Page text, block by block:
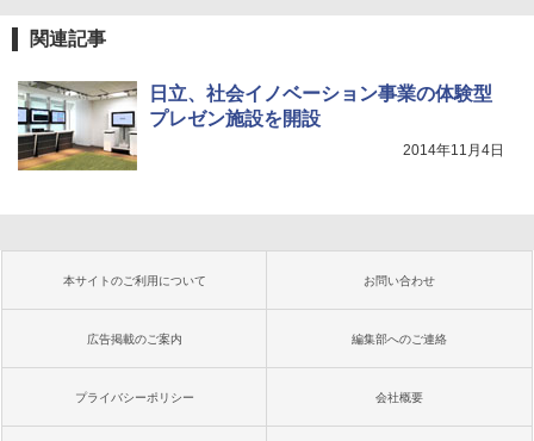
関連記事
日立、社会イノベーション事業の体験型
プレゼン施設を開設
2014年11月4日
本サイトのご利用について お問い合わせ
広告掲載のご案内 編集部へのご連絡
プライバシーポリシー 会社概要